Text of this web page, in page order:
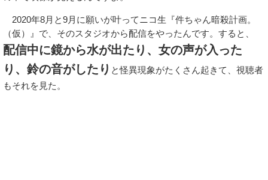
2020年8月と9月に願いが叶ってニコ生『件ちゃん暗殺計画。
（仮）』で、そのスタジオから配信をやったんです。すると、
配信中に鏡から水が出たり、女の声が入った
り、鈴の音がしたり と怪異現象がたくさん起きて、視聴者
もそれを見た。